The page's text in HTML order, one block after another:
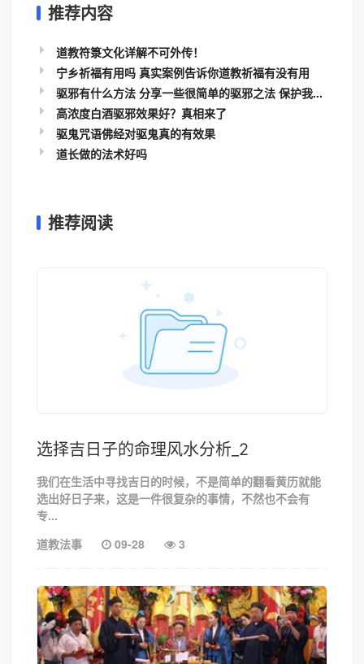
推荐内容
道教符箓文化详解不可外传！
宁乡祈福有用吗 真实案例告诉你道教祈福有没有用
驱邪有什么方法 分享一些很简单的驱邪之法 保护我...
高浓度白酒驱邪效果好？真相来了
驱鬼咒语佛经对驱鬼真的有效果
道长做的法术好吗
推荐阅读
选择吉日子的命理风水分析_2
我们在生活中寻找吉日的时候，不是简单的翻看黄历就能
选出好日子来，这是一件很复杂的事情，不然也不会有
专...
道教法事
09-28 3